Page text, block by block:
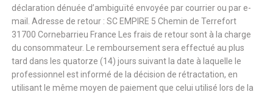
déclaration dénuée d’ambiguïté envoyée par courrier ou par e-
mail. Adresse de retour : SC EMPIRE 5 Chemin de Terrefort
31700 Cornebarrieu France Les frais de retour sont à la charge
du consommateur. Le remboursement sera effectué au plus
tard dans les quatorze (14) jours suivant la date à laquelle le
professionnel est informé de la décision de rétractation, en
utilisant le même moyen de paiement que celui utilisé lors de la